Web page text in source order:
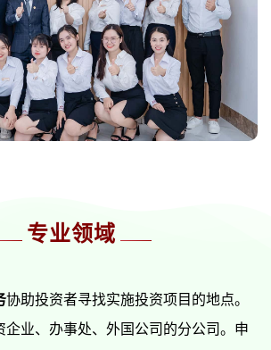
专业领域
协助投资者寻找实施投资项目的地点。
企业、办事处、外国公司的分公司。申